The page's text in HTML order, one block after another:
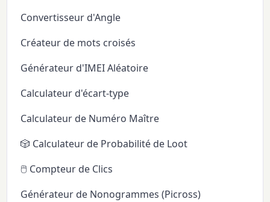
Convertisseur d'Angle
Créateur de mots croisés
Générateur d'IMEI Aléatoire
Calculateur d'écart-type
Calculateur de Numéro Maître
🎲 Calculateur de Probabilité de Loot
🖱️ Compteur de Clics
Générateur de Nonogrammes (Picross)